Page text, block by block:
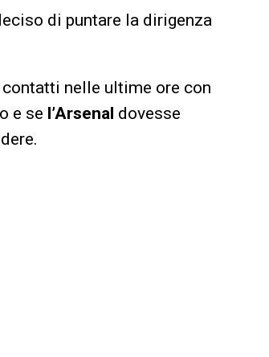
di puntare la dirigenza
nelle ultime ore con
e se l’Arsenal dovesse